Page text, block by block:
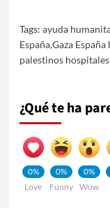
Tags: ayuda
España,Gaza
palestinos
¿Qué te ha
0%
Love
0%
Funny
0%
Wow